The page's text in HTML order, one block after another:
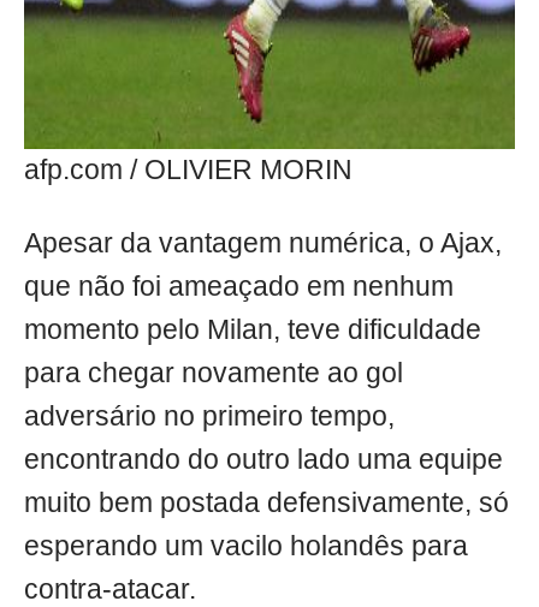
afp.com / OLIVIER MORIN
Apesar da vantagem numérica, o Ajax,
que não foi ameaçado em nenhum
momento pelo Milan, teve dificuldade
para chegar novamente ao gol
adversário no primeiro tempo,
encontrando do outro lado uma equipe
muito bem postada defensivamente, só
esperando um vacilo holandês para
contra-atacar.